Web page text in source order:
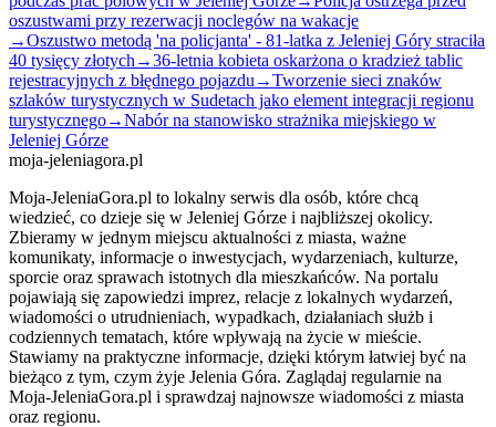
oszustwami przy rezerwacji noclegów na wakacje
→Oszustwo metodą 'na policjanta' - 81-latka z Jeleniej Góry straciła
40 tysięcy złotych →36-letnia kobieta oskarżona o kradzież tablic
rejestracyjnych z błędnego pojazdu →Tworzenie sieci znaków
szlaków turystycznych w Sudetach jako element integracji regionu
turystycznego→Nabór na stanowisko strażnika miejskiego w
Jeleniej Górze
moja-jeleniagora.pl
Moja-JeleniaGora.pl to lokalny serwis dla osób, które chcą
wiedzieć, co dzieje się w Jeleniej Górze i najbliższej okolicy.
Zbieramy w jednym miejscu aktualności z miasta, ważne
komunikaty, informacje o inwestycjach, wydarzeniach, kulturze,
sporcie oraz sprawach istotnych dla mieszkańców. Na portalu
pojawiają się zapowiedzi imprez, relacje z lokalnych wydarzeń,
wiadomości o utrudnieniach, wypadkach, działaniach służb i
codziennych tematach, które wpływają na życie w mieście.
Stawiamy na praktyczne informacje, dzięki którym łatwiej być na
bieżąco z tym, czym żyje Jelenia Góra. Zaglądaj regularnie na
Moja-JeleniaGora.pl i sprawdzaj najnowsze wiadomości z miasta
oraz regionu.